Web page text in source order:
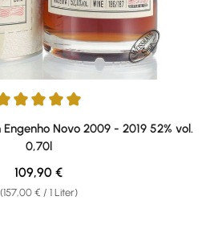
von 5 von 5 Sternen
Novo 2009 - 2019 52% vol.
0,70l
(157,00 € / 1 Liter)
Regulärer Preis:
109,90 €